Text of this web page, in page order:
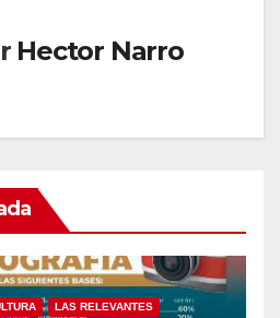
Hector Narro
LAS RELEVANTES